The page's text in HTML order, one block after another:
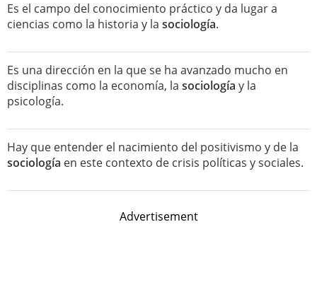
Es el campo del conocimiento práctico y da lugar a
ciencias como la historia y la sociología.
Es una dirección en la que se ha avanzado mucho en
disciplinas como la economía, la sociología y la
psicología.
Hay que entender el nacimiento del positivismo y de la
sociología en este contexto de crisis políticas y sociales.
Advertisement